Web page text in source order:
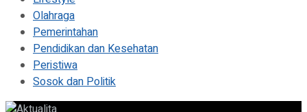
Olahraga
Pemerintahan
Pendidikan dan Kesehatan
Peristiwa
Sosok dan Politik